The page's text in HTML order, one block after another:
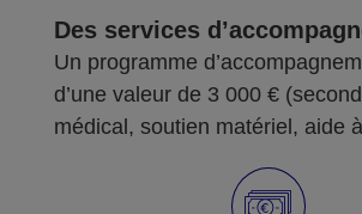
Des services
Un programme
d’une valeur de 3 000 €
médical, soutien matériel, aide